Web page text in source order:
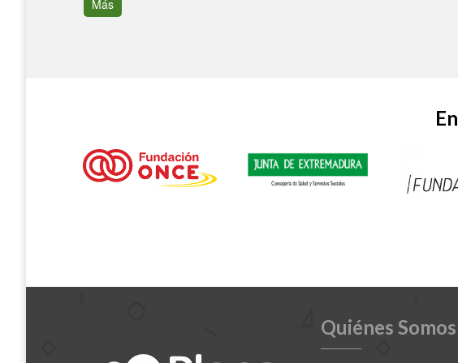
Más
Quiénes Somos